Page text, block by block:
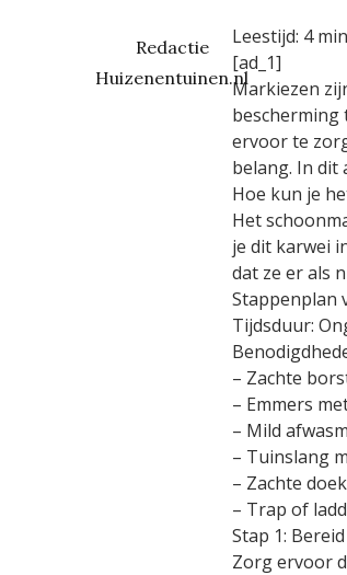
Redactie
Huizenentuinen.nl
Leestijd: 4
[ad_1]
Markiezen
bescherming
ervoor te
belang. In dit
Hoe kun je
Het
je dit karwei
dat ze er als
Stappenplan
Tijdsduur:
– Zachte
– Emmers
– Mild
– Tuinslang
– Zachte
– Trap of
Stap 1:
Zorg ervoor